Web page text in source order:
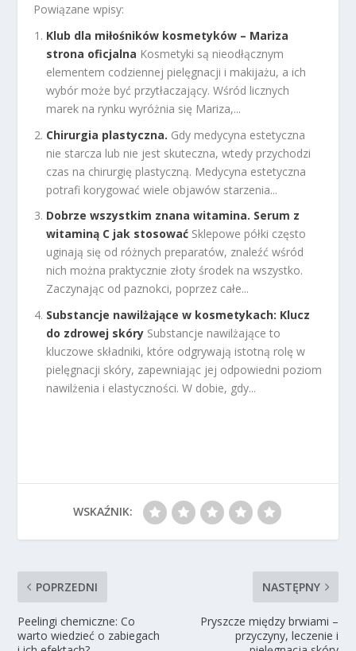
Powiązane wpisy:
Klub dla miłośników kosmetyków – Mariza
strona oficjalna Kosmetyki są nieodłącznym
elementem codziennej pielęgnacji i makijażu, a ich
wybór może być przytłaczający. Wśród licznych
marek na rynku wyróżnia się Mariza,...
Chirurgia plastyczna. Gdy medycyna estetyczna
nie starcza lub nie jest skuteczna, wtedy przychodzi
czas na chirurgię plastyczną. Medycyna estetyczna
potrafi korygować wiele objawów starzenia...
Dobrze wszystkim znana witamina. Serum z
witaminą C jak stosować Sklepowe półki często
uginają się od różnych preparatów, znaleźć wśród
nich można praktycznie złoty środek na wszystko.
Zaczynając od paznokci, poprzez całe...
Substancje nawilżające w kosmetykach: Klucz
do zdrowej skóry Substancje nawilżające to
kluczowe składniki, które odgrywają istotną rolę w
pielęgnacji skóry, zapewniając jej odpowiedni poziom
nawilżenia i elastyczności. W dobie, gdy...
WSKAŹNIK:
POPRZEDNI
Peelingi chemiczne: Co
warto wiedzieć o zabiegach
NASTĘPNY
Pryszcze między brwiami –
przyczyny, leczenie i